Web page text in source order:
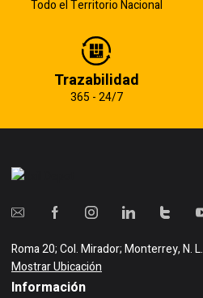
Todo el Territorio Nacional
Trazabilidad
365 - 24/7
Roma 20; Col. Mirador; Monterrey, N. L.
Mostrar Ubicación
Información